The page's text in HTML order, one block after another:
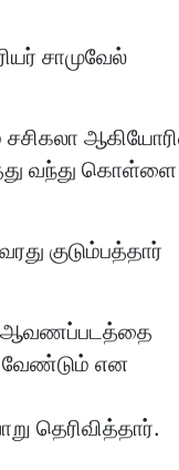
சாமுவேல்
வந்து கொள்ளை
குடும்பத்தார்
ஆவணப்படத்தை
வேண்டும் என
தெரிவித்தார்.